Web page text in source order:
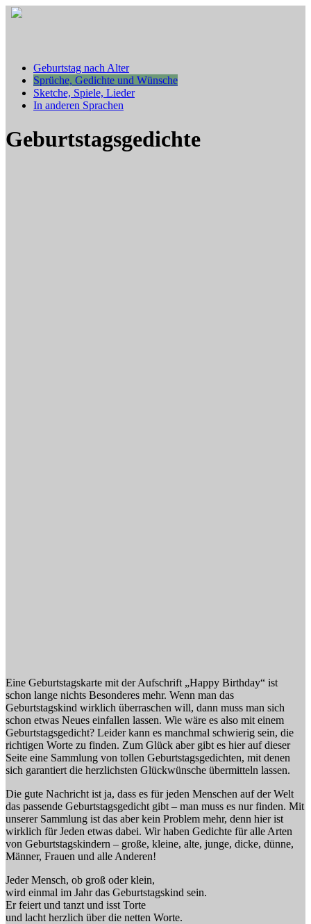
Geburtstag nach Alter
Sprüche, Gedichte und Wünsche
Sketche, Spiele, Lieder
In anderen Sprachen
Geburtstagsgedichte
Eine Geburtstagskarte mit der Aufschrift „Happy Birthday“ ist
schon lange nichts Besonderes mehr. Wenn man das
Geburtstagskind wirklich überraschen will, dann muss man sich
schon etwas Neues einfallen lassen. Wie wäre es also mit einem
Geburtstagsgedicht? Leider kann es manchmal schwierig sein, die
richtigen Worte zu finden. Zum Glück aber gibt es hier auf dieser
Seite eine Sammlung von tollen Geburtstagsgedichten, mit denen
sich garantiert die herzlichsten Glückwünsche übermitteln lassen.
Die gute Nachricht ist ja, dass es für jeden Menschen auf der Welt
das passende Geburtstagsgedicht gibt – man muss es nur finden. Mit
unserer Sammlung ist das aber kein Problem mehr, denn hier ist
wirklich für Jeden etwas dabei. Wir haben Gedichte für alle Arten
von Geburtstagskindern – große, kleine, alte, junge, dicke, dünne,
Männer, Frauen und alle Anderen!
Jeder Mensch, ob groß oder klein,
wird einmal im Jahr das Geburtstagskind sein.
Er feiert und tanzt und isst Torte
und lacht herzlich über die netten Worte.